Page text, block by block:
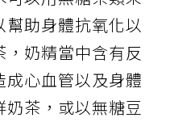
助身體抗氧化以
奶精當中含有反
心血管以及身體
茶，或以無糖豆